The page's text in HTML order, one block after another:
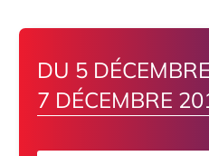
DU 5
7 DÉCEMBRE